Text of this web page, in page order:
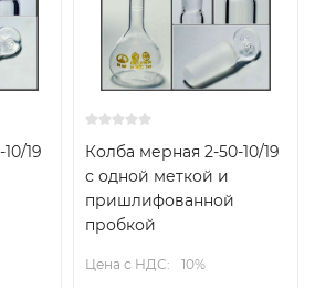
19
Колба мерная 2-50-10/19
с одной меткой и
пришлифованной
пробкой
Цена с НДС: 10%